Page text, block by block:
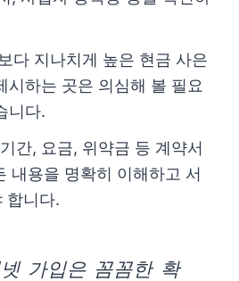
다 지나치게 높은 현금 사은
시하는 곳은 의심해 볼 필요
니다.
간, 요금, 위약금 등 계약서
내용을 명확히 이해하고 서
합니다.
가입은 꼼꼼한 확